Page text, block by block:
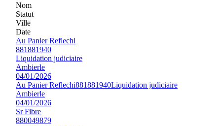
Nom
Statut
Ville
Date
Au Panier Reflechi
881881940
Liquidation judiciaire
Ambierle
04/01/2026
Au Panier Reflechi881881940Liquidation judiciaire
Ambierle
04/01/2026
Sr Fibre
880049879